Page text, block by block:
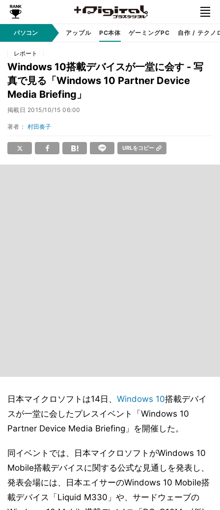
パソコンWindows アップル PC本体 ゲーミングPC 自作 / テクノ
レポート
Windows 10搭載デバイスが一堂に会す - 写
真で見る「Windows 10 Partner Device
Media Briefing」
掲載日 2015/10/15 06:00
著者： 村田奏子
URLをコピー
日本マイクロソフトは14日、 Windows 10搭載デバイ
スが一堂に会したプレスイベント「Windows 10
Partner Device Media Briefing」を開催した。
同イベントでは、日本マイクロソフトがWindows 10
Mobile搭載デバイスに関する公式な見通しを発表し、
発表会場には、日本エイサーのWindows 10 Mobile搭
載デバイス「Liquid M330」や、サードウェーブの